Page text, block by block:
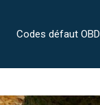
Codes défaut OBD